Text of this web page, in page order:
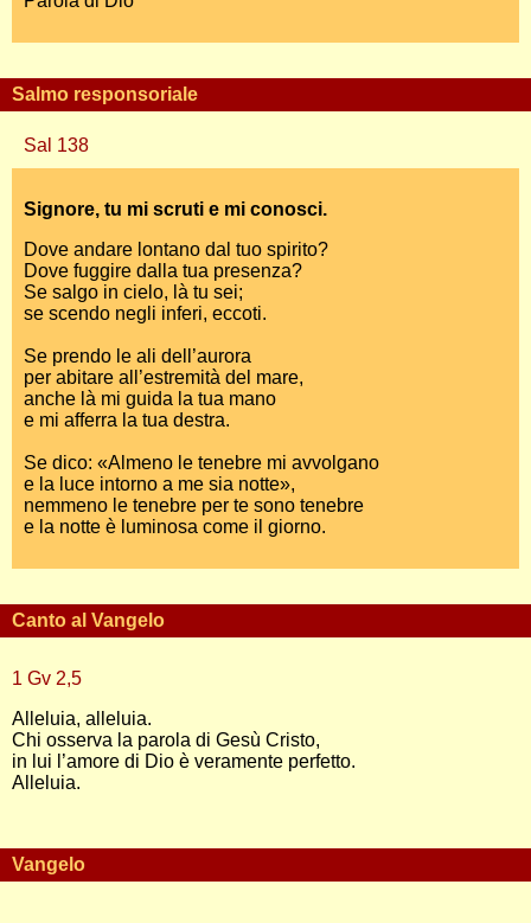
Salmo responsoriale
Sal 138
Signore, tu mi scruti e mi conosci.
Dove andare lontano dal tuo spirito?
Dove fuggire dalla tua presenza?
Se salgo in cielo, là tu sei;
se scendo negli inferi, eccoti.
Se prendo le ali dell’aurora
per abitare all’estremità del mare,
anche là mi guida la tua mano
e mi afferra la tua destra.
Se dico: «Almeno le tenebre mi avvolgano
e la luce intorno a me sia notte»,
nemmeno le tenebre per te sono tenebre
e la notte è luminosa come il giorno.
Canto al Vangelo
1 Gv 2,5
Alleluia, alleluia.
Chi osserva la parola di Gesù Cristo,
in lui l’amore di Dio è veramente perfetto.
Alleluia.
Vangelo